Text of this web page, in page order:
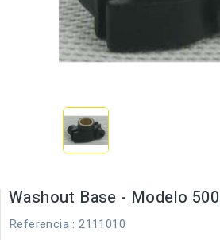
Washout Base - Modelo 500
Referencia : 2111010